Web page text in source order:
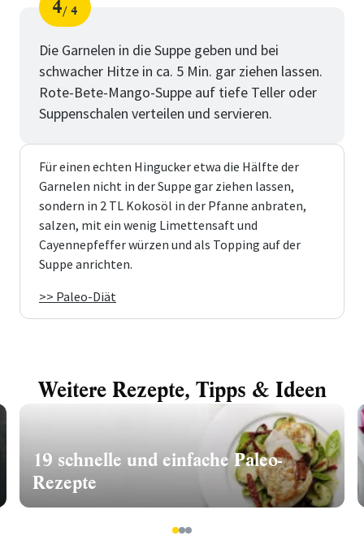
Schritt
4
von
4
Die Garnelen in die Suppe geben und bei
schwacher Hitze in ca. 5 Min. gar ziehen lassen.
Rote-Bete-Mango-Suppe auf tiefe Teller oder
Suppenschalen verteilen und servieren.
Für einen echten Hingucker etwa die Hälfte der
Garnelen nicht in der Suppe gar ziehen lassen,
sondern in 2 TL Kokosöl in der Pfanne anbraten,
salzen, mit ein wenig Limettensaft und
Cayennepfeffer würzen und als Topping auf der
Suppe anrichten.
>> Paleo-Diät
Weitere Rezepte, Tipps & Ideen
19 schnelle und einfache Paleo-
Rezepte
123